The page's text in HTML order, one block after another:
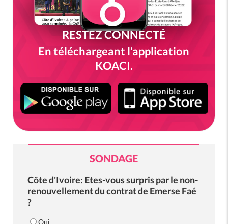
RESTEZ CONNECTÉ
En téléchargeant l'application
KOACI.
SONDAGE
Côte d'Ivoire: Etes-vous surpris par le non-
renouvellement du contrat de Emerse Faé
?